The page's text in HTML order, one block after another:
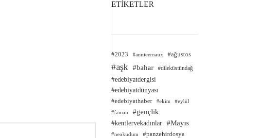
ETİKETLER
#2023 #annieernaux #ağustos
#aşk #bahar #dileküstündağ
#edebiyatdergisi
#edebiyatdünyası
#edebiyathaber #ekim #eylül
#fanzin
#gençlik
#kentlervekadınlar #Mayıs
#neokudum
#panzehirdosya